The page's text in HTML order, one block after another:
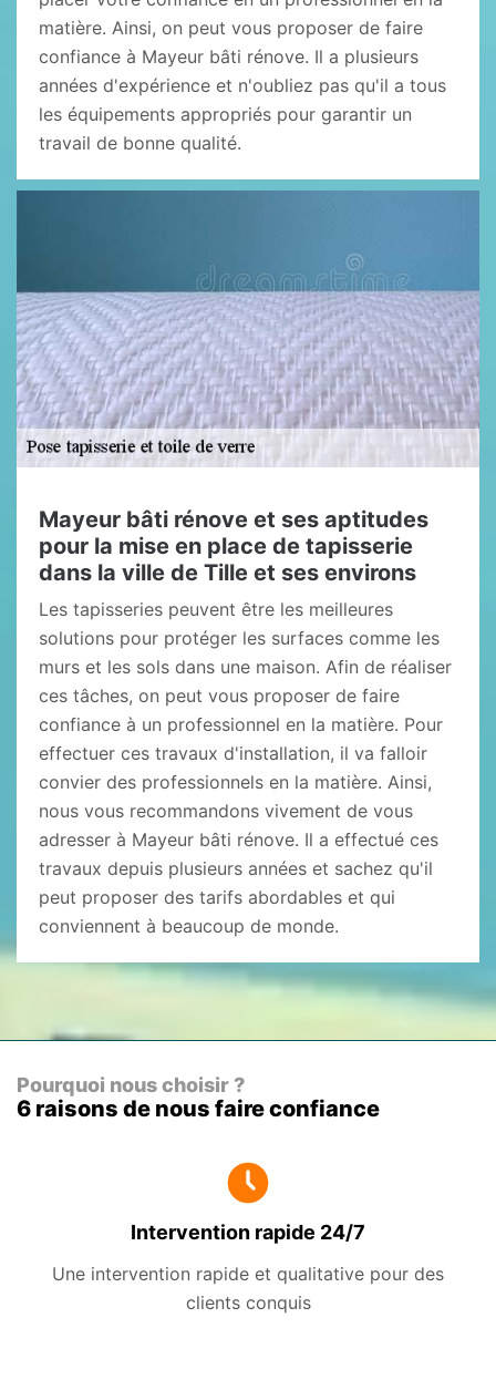
matière. Ainsi, on peut vous proposer de faire
confiance à Mayeur bâti rénove. Il a plusieurs
années d'expérience et n'oubliez pas qu'il a tous
les équipements appropriés pour garantir un
travail de bonne qualité.
Mayeur bâti rénove et ses aptitudes
pour la mise en place de tapisserie
dans la ville de Tille et ses environs
Les tapisseries peuvent être les meilleures
solutions pour protéger les surfaces comme les
murs et les sols dans une maison. Afin de réaliser
ces tâches, on peut vous proposer de faire
confiance à un professionnel en la matière. Pour
effectuer ces travaux d'installation, il va falloir
convier des professionnels en la matière. Ainsi,
nous vous recommandons vivement de vous
adresser à Mayeur bâti rénove. Il a effectué ces
travaux depuis plusieurs années et sachez qu'il
peut proposer des tarifs abordables et qui
conviennent à beaucoup de monde.
Pourquoi nous choisir ?
6 raisons de nous faire confiance
Intervention rapide 24/7
Une intervention rapide et qualitative pour des
clients conquis